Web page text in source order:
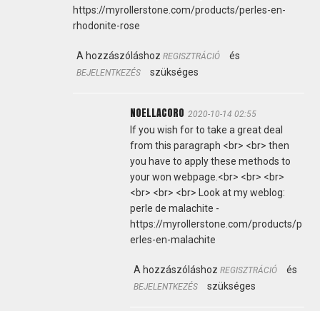
https://myrollerstone.com/products/perles-en-
rhodonite-rose
A hozzászóláshozREGISZTRÁCIÓ és
BEJELENTKEZÉS szükséges
NOELLACORO 2020-10-14 02:55
If you wish for to take a great deal
from this paragraph <br> <br> then
you have to apply these methods to
your won webpage.<br> <br> <br>
<br> <br> <br> Look at my weblog:
perle de malachite -
https://myrollerstone.com/products/p
erles-en-malachite
A hozzászóláshozREGISZTRÁCIÓ és
BEJELENTKEZÉS szükséges